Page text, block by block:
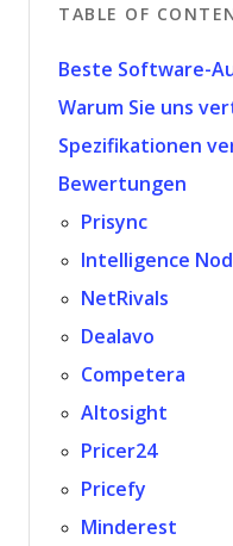
TABLE OF
Beste Software-
Warum Sie uns
Spezifikationen
Bewertungen
Prisync
Intelligence
NetRivals
Dealavo
Competera
Altosight
Pricer24
Pricefy
Minderest